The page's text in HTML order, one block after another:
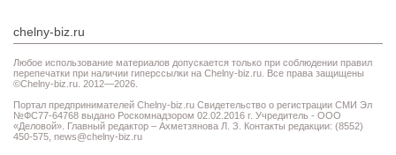
chelny-biz.ru
Любое использование материалов допускается только при соблюдении правил
перепечатки при наличии гиперссылки на Chelny-biz.ru. Все права защищены
©Chelny-biz.ru. 2012—2026.
Портал предпринимателей Chelny-biz.ru Свидетельство о регистрации СМИ Эл
№ФС77-64768 выдано Роскомнадзором 02.02.2016 г. Учредитель - ООО
«Деловой». Главный редактор – Ахметзянова Л. З. Контакты редакции: (8552)
450-575, news@chelny-biz.ru